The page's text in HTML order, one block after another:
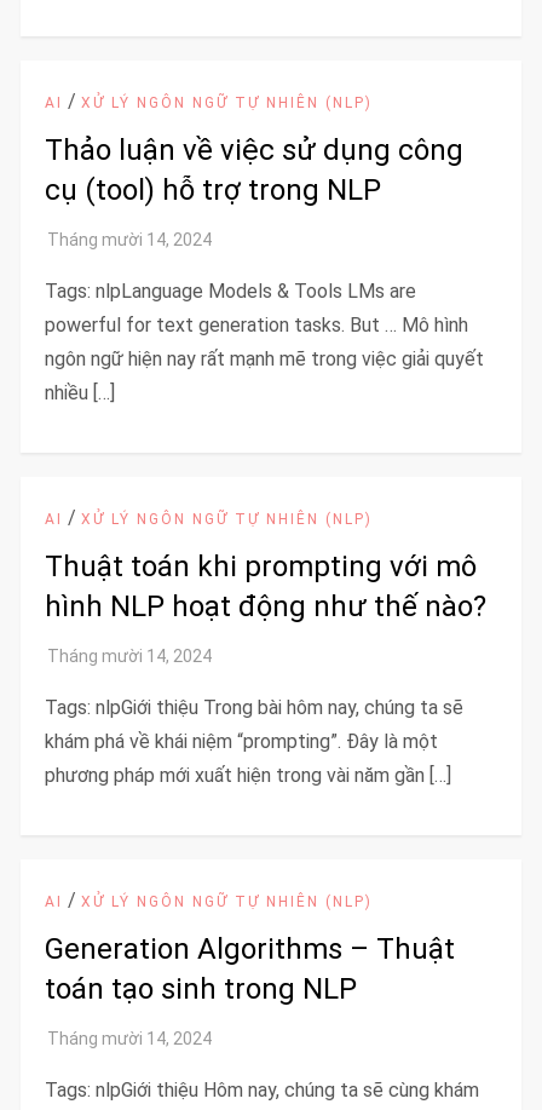
AI /XỬ LÝ NGÔN NGỮ TỰ NHIÊN (NLP)
Thảo luận về việc sử dụng công
cụ (tool) hỗ trợ trong NLP
Tags: nlpLanguage Models & Tools LMs are
powerful for text generation tasks. But … Mô hình
ngôn ngữ hiện nay rất mạnh mẽ trong việc giải quyết
nhiều […]
AI /XỬ LÝ NGÔN NGỮ TỰ NHIÊN (NLP)
Thuật toán khi prompting với mô
hình NLP hoạt động như thế nào?
Tags: nlpGiới thiệu Trong bài hôm nay, chúng ta sẽ
khám phá về khái niệm “prompting”. Đây là một
phương pháp mới xuất hiện trong vài năm gần […]
AI /XỬ LÝ NGÔN NGỮ TỰ NHIÊN (NLP)
Generation Algorithms – Thuật
toán tạo sinh trong NLP
Tags: nlpGiới thiệu Hôm nay, chúng ta sẽ cùng khám